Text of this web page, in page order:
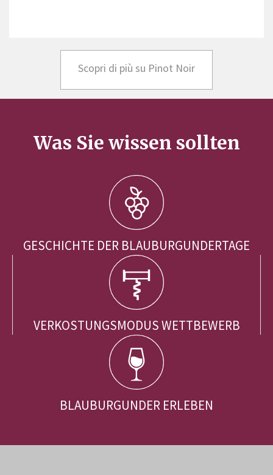
Scopri di più su Pinot Noir
Was Sie wissen sollten
GESCHICHTE DER BLAUBURGUNDERTAGE
VERKOSTUNGSMODUS WETTBEWERB
BLAUBURGUNDER ERLEBEN